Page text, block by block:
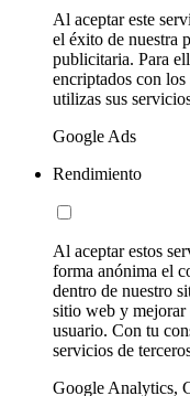
Al aceptar este
el éxito de nuestra
publicitaria. Para
encriptados con
utilizas sus
Google Ads
Rendimiento
Al aceptar estos
forma anónima el
dentro de nuestro
sitio web y mejorar
usuario. Con tu
servicios de
Google Analytics,